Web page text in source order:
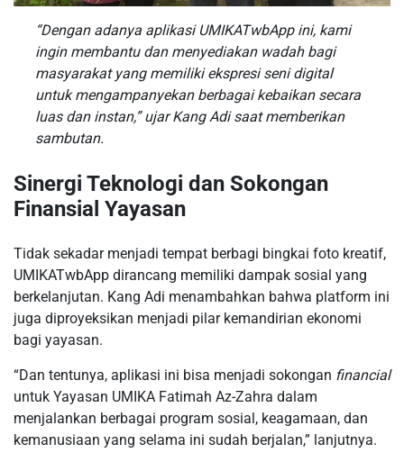
“Dengan adanya aplikasi UMIKATwbApp ini, kami
ingin membantu dan menyediakan wadah bagi
masyarakat yang memiliki ekspresi seni digital
untuk mengampanyekan berbagai kebaikan secara
luas dan instan,” ujar Kang Adi saat memberikan
sambutan.
Sinergi Teknologi dan Sokongan
Finansial Yayasan
Tidak sekadar menjadi tempat berbagi bingkai foto kreatif,
UMIKATwbApp dirancang memiliki dampak sosial yang
berkelanjutan. Kang Adi menambahkan bahwa platform ini
juga diproyeksikan menjadi pilar kemandirian ekonomi
bagi yayasan.
“Dan tentunya, aplikasi ini bisa menjadi sokongan financial
untuk Yayasan UMIKA Fatimah Az-Zahra dalam
menjalankan berbagai program sosial, keagamaan, dan
kemanusiaan yang selama ini sudah berjalan,” lanjutnya.